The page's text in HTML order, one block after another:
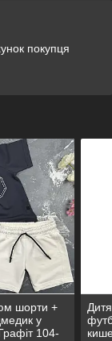
покупця
шорти +
у
104-